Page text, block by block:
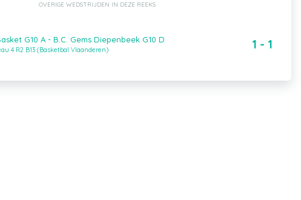
OVERIGE WEDSTRIJDEN IN DEZE REEKS
G10 A - B.C. Gems Diepenbeek G10 D
4 R2 B13 (Basketbal Vlaanderen) 1 - 1